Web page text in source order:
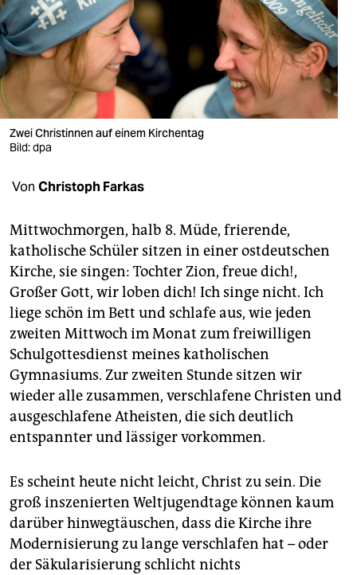
nord
wahrheit
verlag
verlag
veranstaltungen
shop
unterstützen
abo
genossenschaft
epaper login
Zwei Christinnen auf einem Kirchentag
Bild: dpa
Von Christoph Farkas
Mittwochmorgen, halb 8. Müde, frierende,
katholische Schüler sitzen in einer ostdeutschen
Kirche, sie singen: Tochter Zion, freue dich!,
Großer Gott, wir loben dich! Ich singe nicht. Ich
liege schön im Bett und schlafe aus, wie jeden
zweiten Mittwoch im Monat zum freiwilligen
Schulgottesdienst meines katholischen
Gymnasiums. Zur zweiten Stunde sitzen wir
wieder alle zusammen, verschlafene Christen und
ausgeschlafene Atheisten, die sich deutlich
entspannter und lässiger vorkommen.
Es scheint heute nicht leicht, Christ zu sein. Die
groß inszenierten Weltjugendtage können kaum
darüber hinwegtäuschen, dass die Kirche ihre
Modernisierung zu lange verschlafen hat – oder
der Säkularisierung schlicht nichts